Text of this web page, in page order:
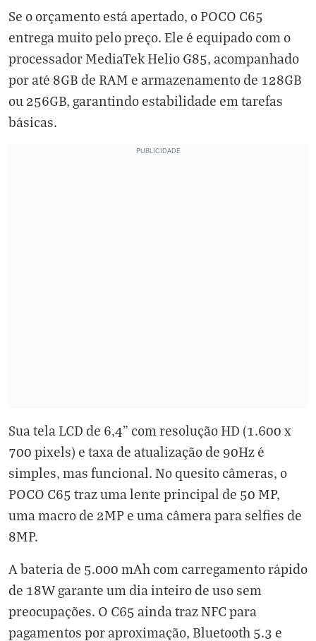
Se o orçamento está apertado, o POCO C65
entrega muito pelo preço. Ele é equipado com o
processador MediaTek Helio G85, acompanhado
por até 8GB de RAM e armazenamento de 128GB
ou 256GB, garantindo estabilidade em tarefas
básicas.
Sua tela LCD de 6,4" com resolução HD (1.600 x
700 pixels) e taxa de atualização de 90Hz é
simples, mas funcional. No quesito câmeras, o
POCO C65 traz uma lente principal de 50 MP,
uma macro de 2MP e uma câmera para selfies de
8MP.
A bateria de 5.000 mAh com carregamento rápido
de 18W garante um dia inteiro de uso sem
preocupações. O C65 ainda traz NFC para
pagamentos por aproximação, Bluetooth 5.3 e